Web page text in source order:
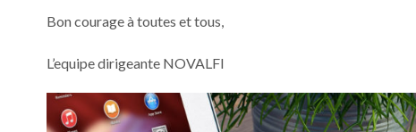
Bon courage à toutes et tous,
L’equipe dirigeante NOVALFI